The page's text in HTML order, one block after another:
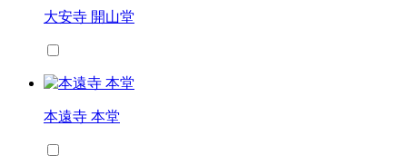
大安寺 開山堂
本遠寺 本堂